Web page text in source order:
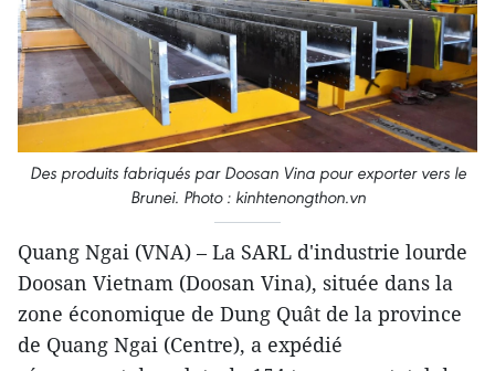
Des produits fabriqués par Doosan Vina pour exporter vers le
Brunei. Photo : kinhtenongthon.vn
Quang Ngai (VNA) – La SARL d'industrie lourde
Doosan Vietnam (Doosan Vina), située dans la
zone économique de Dung Quât de la province
de Quang Ngai (Centre), a expédié